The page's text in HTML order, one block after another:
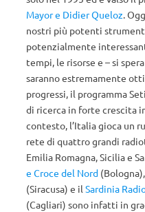
Mayor e Didier Queloz.
nostri più potenti
potenzialmente
tempi, le risorse e – si
saranno estremamente
progressi, il programma
di ricerca in forte crescita
contesto, l’Italia gioca un
rete di quattro grandi
Emilia Romagna, Sicilia e
e Croce del Nord
(Siracusa) e il Sardinia
(Cagliari) sono infatti in